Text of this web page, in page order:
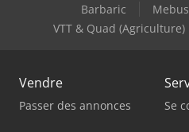
Barbaric
VTT & Quad (Agriculture)
Vendre
Passer des annonces Se